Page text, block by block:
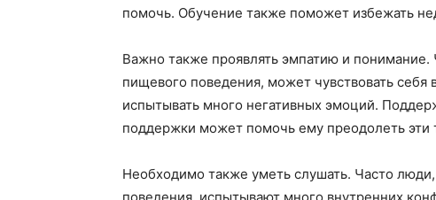
помочь. Обучение также поможет избежать
Важно также проявлять эмпатию и
пищевого поведения, может чувствовать себя
испытывать много негативных эмоций.
поддержки может помочь ему преодолеть эти
Необходимо также уметь слушать. Часто